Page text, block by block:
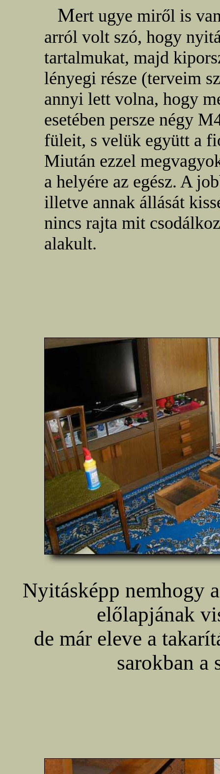
Mert ugye miről is
arról volt szó, hogy
tartalmukat, majd
lényegi része (terveim
annyi lett volna, hogy
esetében persze négy
füleit, s velük együtt a
Miután ezzel
a helyére az egész. A
illetve annak állását
nincs rajta mit
alakult.
Nyitásképp nemhogy
előlapjának
de már eleve a
sarokban a